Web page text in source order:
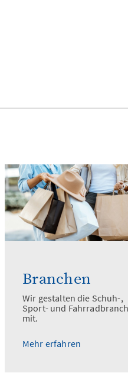
Branchen
Wir gestalten die Schuh-,
Sport- und
mit.
Mehr erfahren